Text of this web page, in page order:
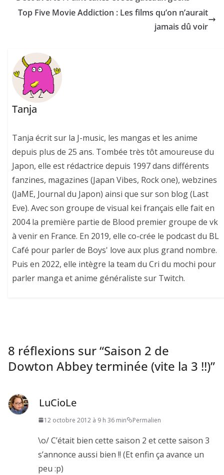
Top Five Movie Addiction : Les films qu’on n’aurait
jamais dû voir
Tanja
Tanja écrit sur la J-music, les mangas et les anime
depuis plus de 25 ans. Tombée très tôt amoureuse du
Japon, elle est rédactrice depuis 1997 dans différents
fanzines, magazines (Japan Vibes, Rock one), webzines
(JaME, Journal du Japon) ainsi que sur son blog (Last
Eve). Avec son groupe de visual kei français elle fait en
2004 la première partie de Blood premier groupe de vk
à venir en France. En 2019, elle co-crée le podcast du BL
Café pour parler de Boys' love aux plus grand nombre.
Puis en 2022, elle intègre la team du Cri du mochi pour
parler manga et anime généraliste sur Twitch.
8 réflexions sur “Saison 2 de
Dowton Abbey terminée (vite la 3 !!)”
LuCioLe
12 octobre 2012 à 9 h 36 min Permalien
\o/ C’était bien cette saison 2 et cette saison 3
s’annonce aussi bien !! (Et enfin ça avance un
peu :p)